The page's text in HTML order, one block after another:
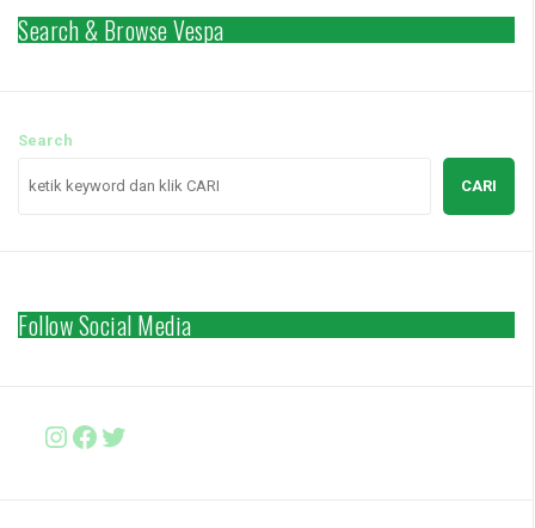
Search & Browse Vespa
Search
CARI
Follow Social Media
Instagram
Facebook
http://www.twitter.com/